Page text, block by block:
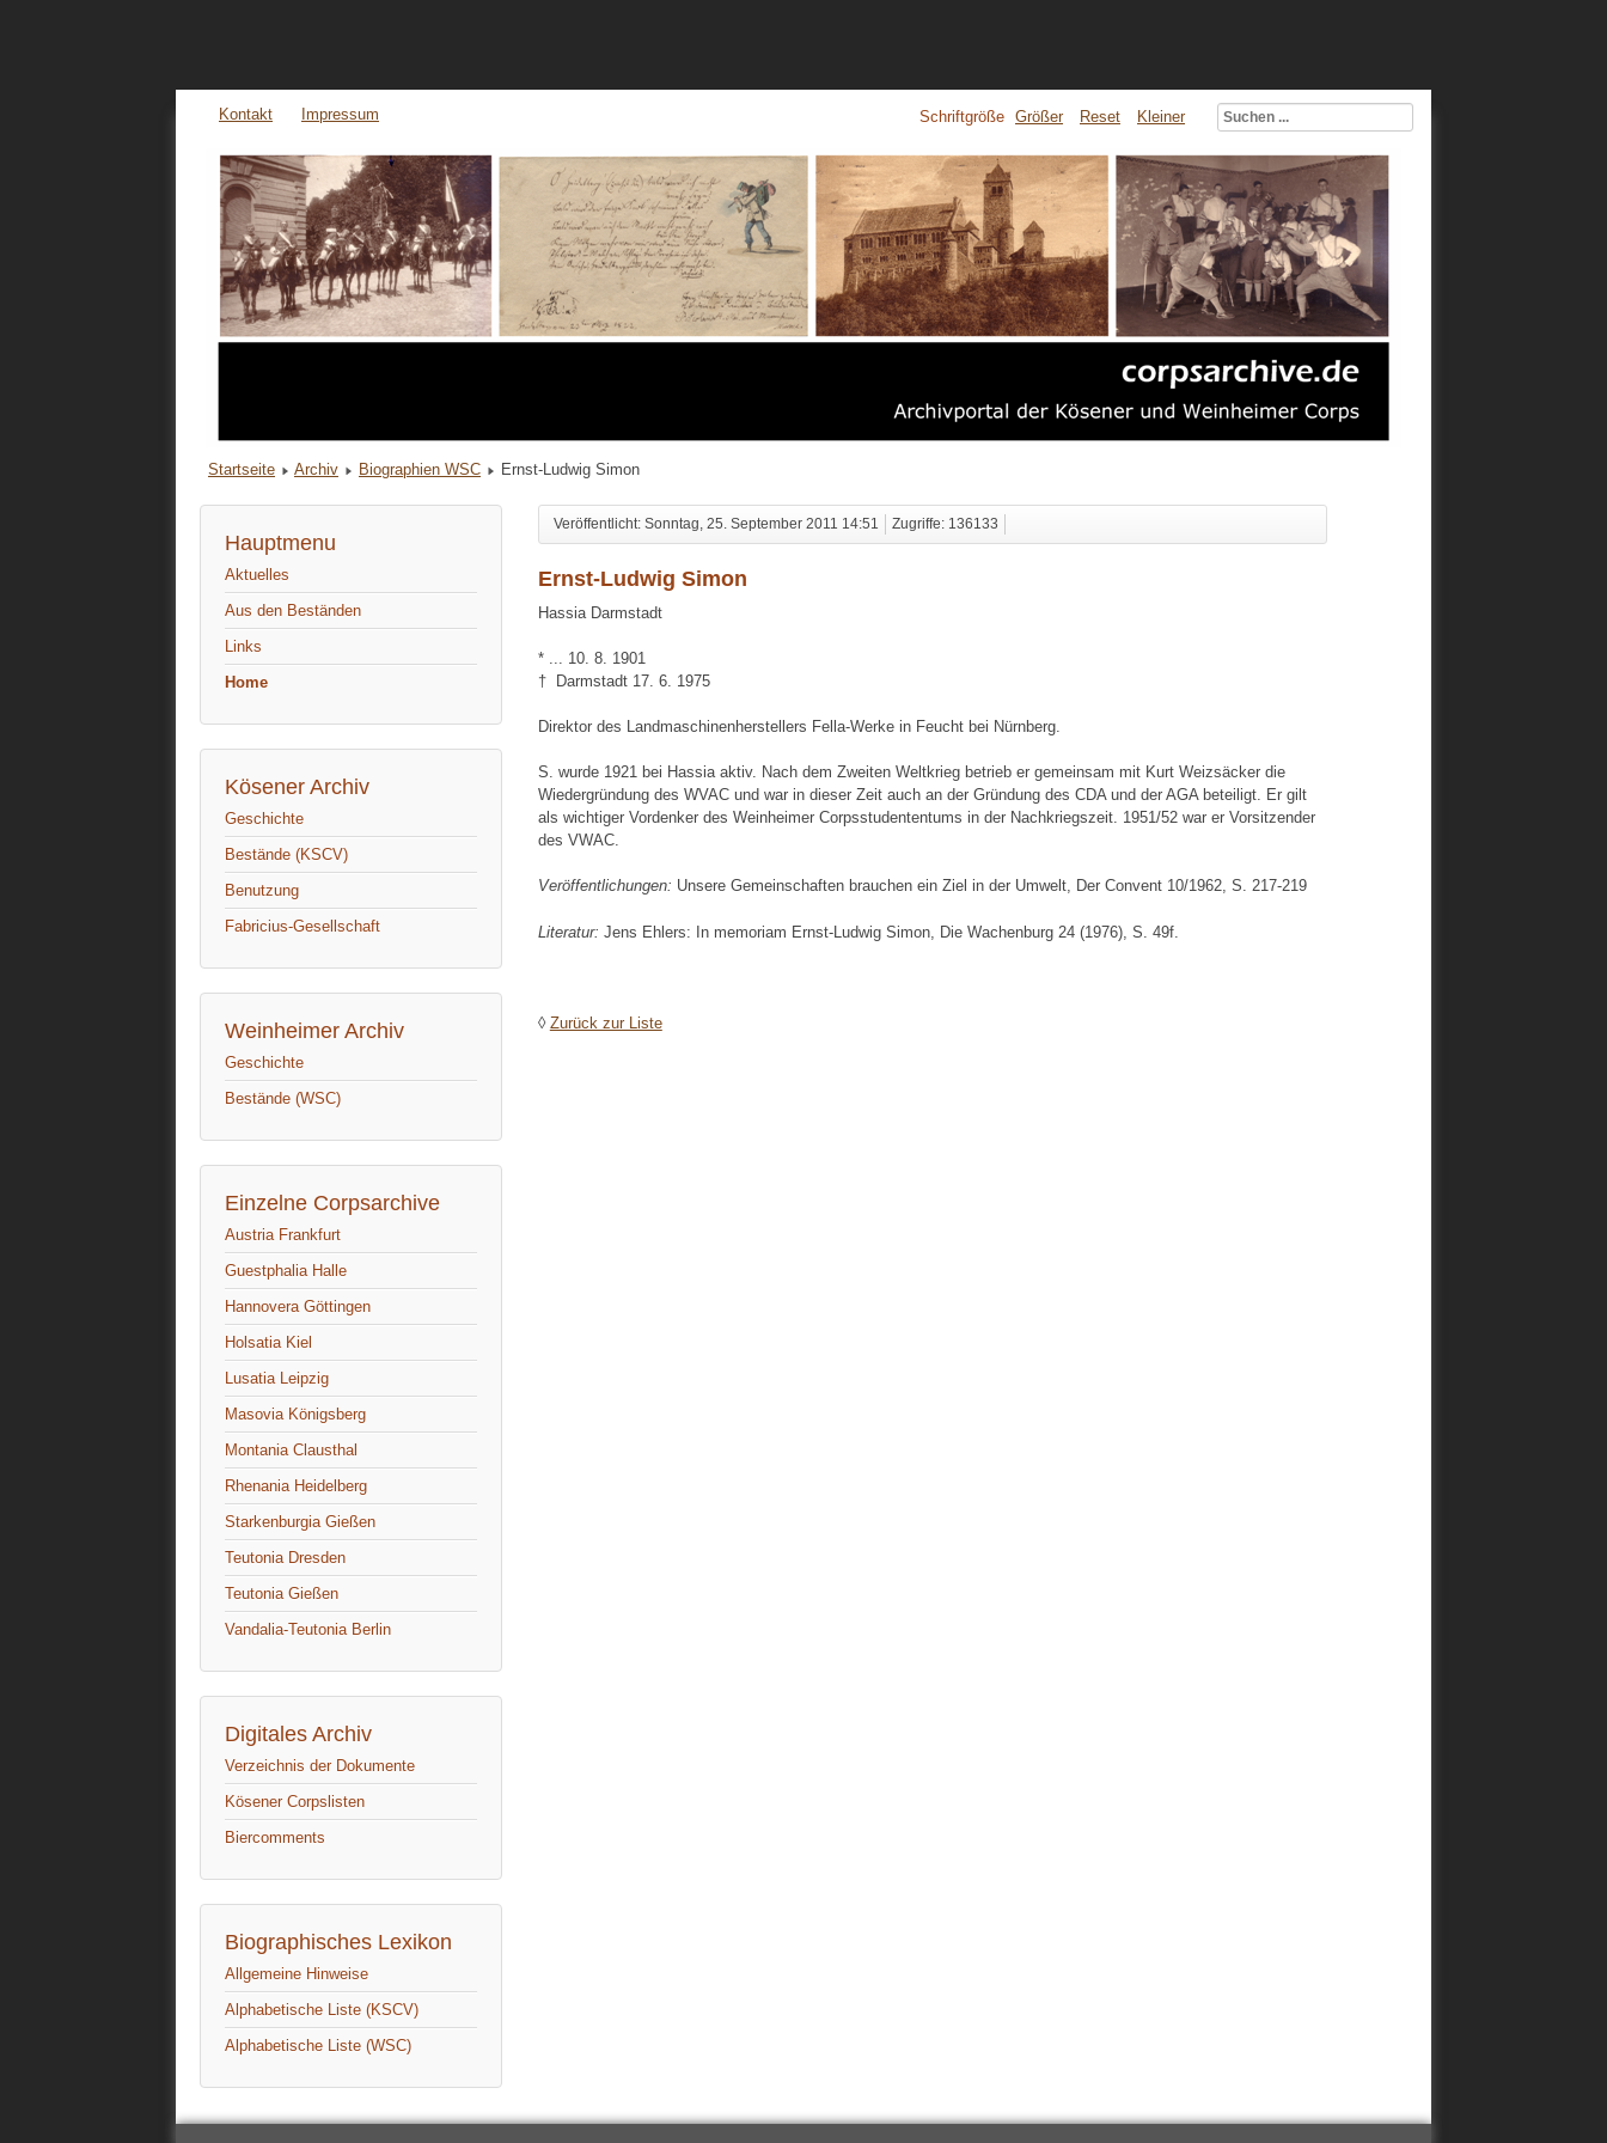
Kontakt Impressum Schriftgröße Größer Reset Kleiner
Startseite Archiv Biographien WSC Ernst-Ludwig Simon
Hauptmenu
Aktuelles
Aus den Beständen
Links
Home
Kösener Archiv
Geschichte
Bestände (KSCV)
Benutzung
Fabricius-Gesellschaft
Weinheimer Archiv
Geschichte
Bestände (WSC)
Einzelne Corpsarchive
Austria Frankfurt
Guestphalia Halle
Hannovera Göttingen
Holsatia Kiel
Lusatia Leipzig
Masovia Königsberg
Montania Clausthal
Rhenania Heidelberg
Starkenburgia Gießen
Teutonia Dresden
Teutonia Gießen
Vandalia-Teutonia Berlin
Digitales Archiv
Verzeichnis der Dokumente
Kösener Corpslisten
Biercomments
Biographisches Lexikon
Allgemeine Hinweise
Alphabetische Liste (KSCV)
Alphabetische Liste (WSC)
Veröffentlicht: Sonntag, 25. September 2011 14:51 Zugriffe: 136133
Ernst-Ludwig Simon
Hassia Darmstadt
* ... 10. 8. 1901
† Darmstadt 17. 6. 1975
Direktor des Landmaschinenherstellers Fella-Werke in Feucht bei Nürnberg.
S. wurde 1921 bei Hassia aktiv. Nach dem Zweiten Weltkrieg betrieb er gemeinsam mit Kurt Weizsäcker die
Wiedergründung des WVAC und war in dieser Zeit auch an der Gründung des CDA und der AGA beteiligt. Er gilt
als wichtiger Vordenker des Weinheimer Corpsstudententums in der Nachkriegszeit. 1951/52 war er Vorsitzender
des VWAC.
Veröffentlichungen: Unsere Gemeinschaften brauchen ein Ziel in der Umwelt, Der Convent 10/1962, S. 217-219
Literatur: Jens Ehlers: In memoriam Ernst-Ludwig Simon, Die Wachenburg 24 (1976), S. 49f.
◊ Zurück zur Liste